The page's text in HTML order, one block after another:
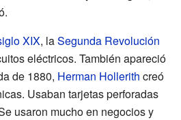
XIX, laSegunda Revolución
eléctricos. También apareció
de 1880, Herman Hollerith creó
Usaban tarjetas perforadas
usaron mucho en negocios y